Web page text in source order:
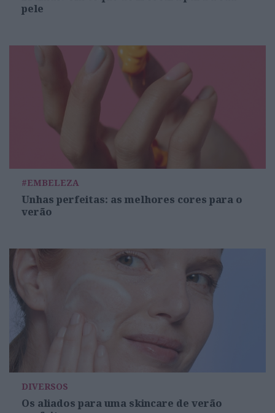
pele
#EMBELEZA
Unhas perfeitas: as melhores cores para o
verão
DIVERSOS
Os aliados para uma skincare de verão